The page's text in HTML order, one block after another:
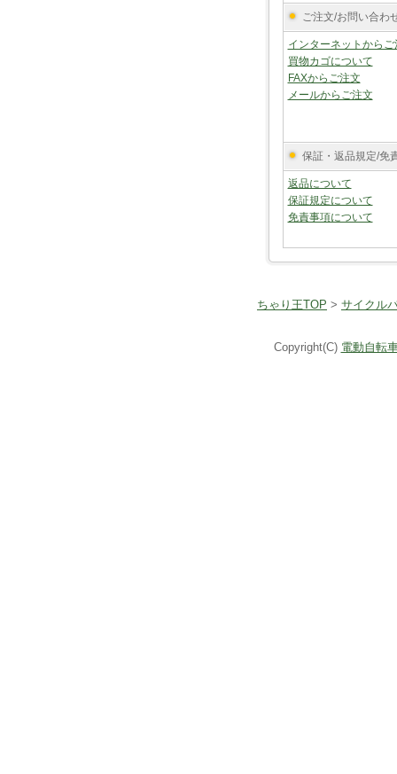
ご注文/お問い合わ
インターネットからご
買物カゴについて
FAXからご注文
メールからご注文
保証・返品規定/免
返品について
保証規定について
免責事項について
ちゃり王TOP > サイクル
Copyright(C) 電動自転